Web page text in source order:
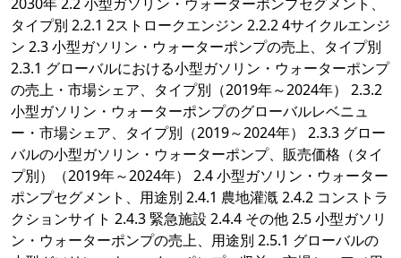
タイプ別 2.2.1 2ストロークエンジン 2.2.2 4サイクルエンジ
ン 2.3 小型ガソリン・ウォーターポンプの売上、タイプ別
2.3.1 グローバルにおける小型ガソリン・ウォーターポンプ
の売上・市場シェア、タイプ別（2019年～2024年） 2.3.2
小型ガソリン・ウォーターポンプのグローバルレベニュ
ー・市場シェア、タイプ別（2019～2024年） 2.3.3 グロー
バルの小型ガソリン・ウォーターポンプ、販売価格（タイ
プ別）（2019年～2024年） 2.4 小型ガソリン・ウォーター
ポンプセグメント、用途別 2.4.1 農地灌漑 2.4.2 コンストラ
クションサイト 2.4.3 緊急施設 2.4.4 その他 2.5 小型ガソリ
ン・ウォーターポンプの売上、用途別 2.5.1 グローバルの